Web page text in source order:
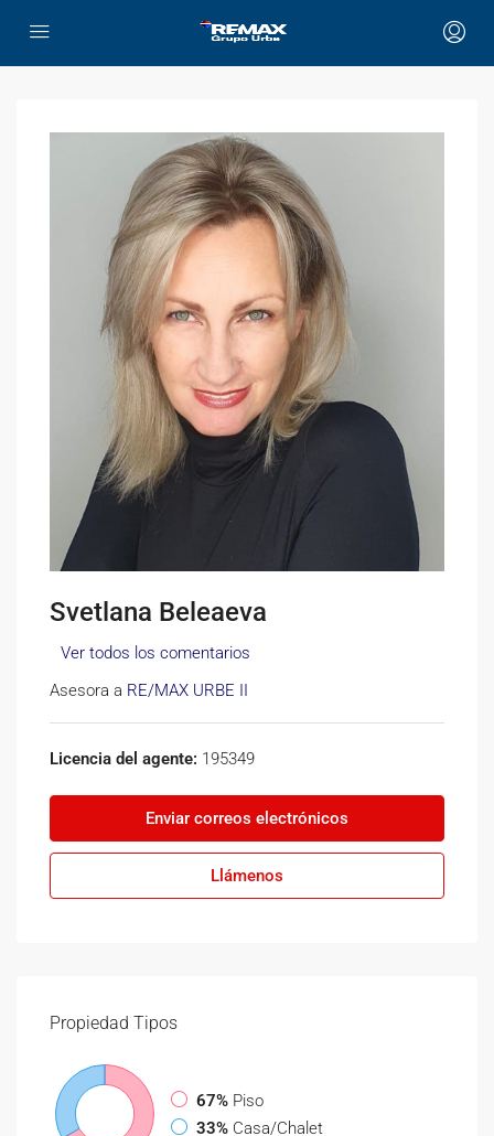
Svetlana Beleaeva
Ver todos los comentarios
Asesora a RE/MAX URBE II
Licencia del agente: 195349
Enviar correos electrónicos
Llámenos
Propiedad Tipos
67% Piso
33% Casa/Chalet